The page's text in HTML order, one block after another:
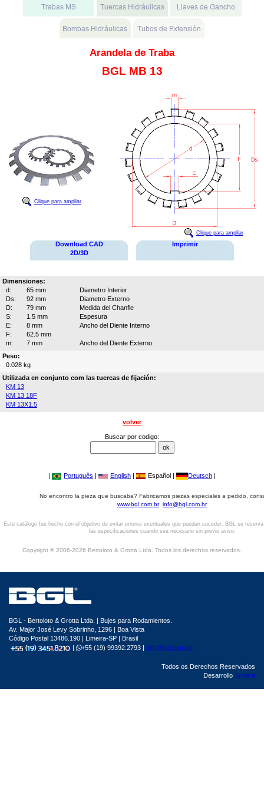
Arandela de Traba
BGL MB 13
Clique para ampliar
Clique para ampliar
Download CAD
2D/3D
Imprimir
Dimensiones:
d:
65 mm
Diametro Interior
Ds:
92 mm
Diametro Externo
D:
79 mm
Medida del Chanfle
S:
1.5 mm
Espesura
E:
8 mm
Ancho del Diente Interno
F:
62.5 mm
m:
7 mm
Ancho del Diente Externo
Peso:
0.028 kg
Utilizada en conjunto com las tuercas de fijación:
KM 13
KM 13 18F
KM 13X1.5
volver
Buscar por codigo:
| Português | English | Español | Deutsch |
No encontro la pieza que buscaba? Fabricamos piezas especiales a pedido,
www.bgl.com.br info@bgl.com.br
Este catálogo fue hecho con el objetivo de evitar errores eventuales que puedan suceder. BGL se
las especificaciones cuando sea necesario sin previo aviso.
Copyright © 2006-2026 Bertoloto & Grotta Ltda. Todos los derechos reservados.
BGL - Bertoloto & Grotta Ltda. | Bujes para Rodamientos.
Av. Major José Levy Sobrinho, 1296 | Boa Vista
Código Postal 13486.190 | Limeira-SP | Brasil
|
+55 (19) 99392.2793 | info@bgl.com.br
Todos os Derechos Reservados
Desarrollo Sphera